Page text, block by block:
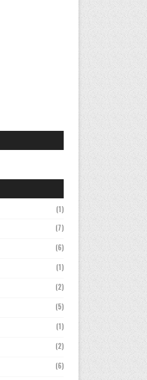
(1)
(7)
(6)
(1)
(2)
(5)
(1)
(2)
(6)